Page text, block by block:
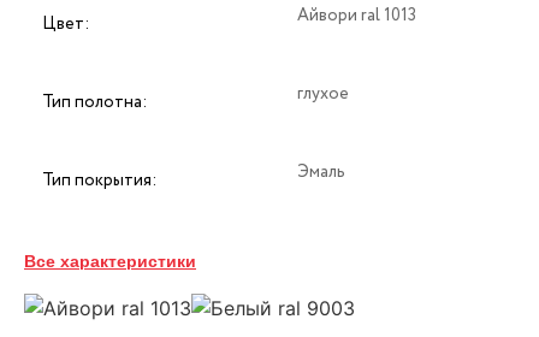
Цвет: Айвори ral 1013
Тип полотна: глухое
Тип покрытия: Эмаль
Толщина:
Все характеристики